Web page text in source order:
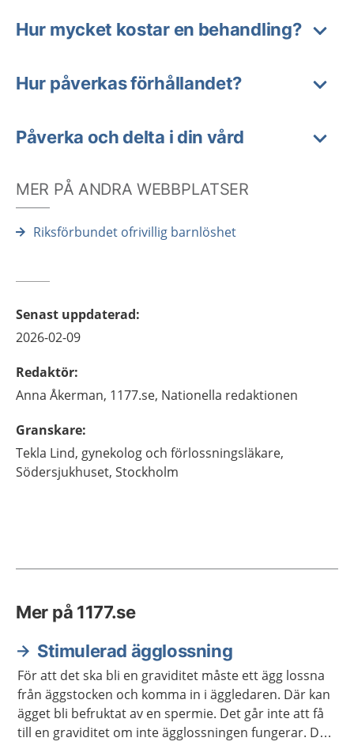
Hur mycket kostar en behandling?
Hur påverkas förhållandet?
Påverka och delta i din vård
MER PÅ ANDRA WEBBPLATSER
Riksförbundet ofrivillig barnlöshet
Senast uppdaterad:
2026-02-09
Redaktör:
Anna Åkerman, 1177.se, Nationella redaktionen
Granskare:
Tekla Lind, gynekolog och förlossningsläkare,
Södersjukhuset, Stockholm
Mer på 1177.se
Stimulerad ägglossning
För att det ska bli en graviditet måste ett ägg lossna
från äggstocken och komma in i äggledaren. Där kan
ägget bli befruktat av en spermie. Det går inte att få
till en graviditet om inte ägglossningen fungerar. Då